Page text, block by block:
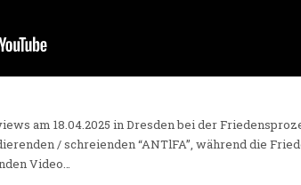
am 18.04.2025 in Dresden bei der
/ schreienden “ANTlFA”, während die
Video…